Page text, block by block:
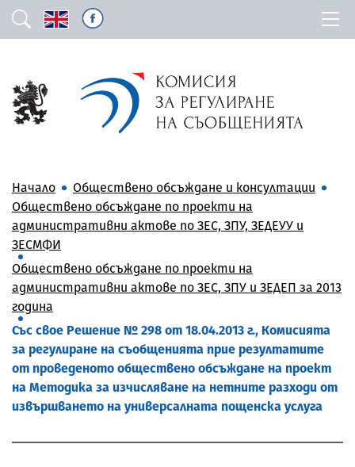
Начало
Обществено обсъждане и консултации
Обществено обсъждане по проекти на
административни актове по ЗЕС, ЗПУ, ЗЕДЕУУ и
ЗЕСМФИ
Обществено обсъждане по проекти на
административни актове по ЗЕС, ЗПУ и ЗЕДЕП за 2013
година
Със свое Решение № 298 от 18.04.2013 г., Комисията
за регулиране на съобщенията прие резултатите
от проведеното обществено обсъждане на проект
на Методика за изчисляване на нетните разходи от
извършването на универсалната пощенска услуга